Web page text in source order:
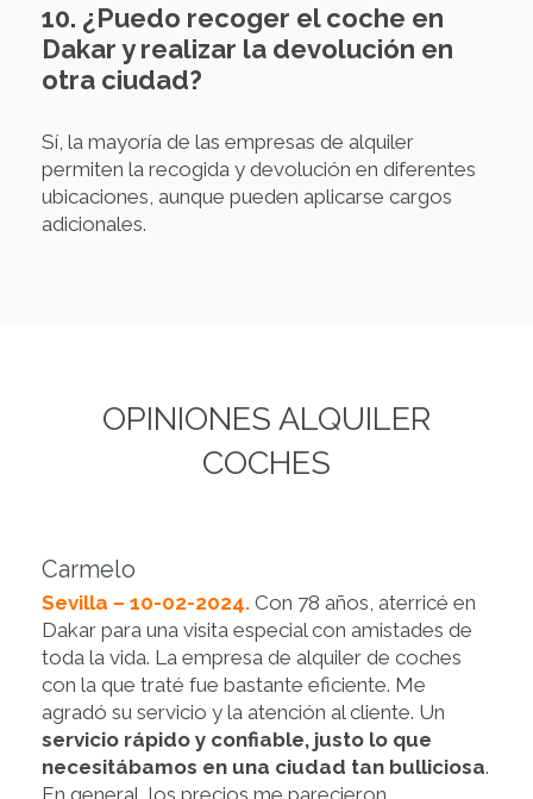
10. ¿Puedo recoger el coche en
Dakar y realizar la devolución en
otra ciudad?
Sí, la mayoría de las empresas de alquiler
permiten la recogida y devolución en diferentes
ubicaciones, aunque pueden aplicarse cargos
adicionales.
OPINIONES ALQUILER
COCHES
Carmelo
Sevilla – 10-02-2024. Con 78 años, aterricé en
Dakar para una visita especial con amistades de
toda la vida. La empresa de alquiler de coches
con la que traté fue bastante eficiente. Me
agradó su servicio y la atención al cliente. Un
servicio rápido y confiable, justo lo que
necesitábamos en una ciudad tan bulliciosa.